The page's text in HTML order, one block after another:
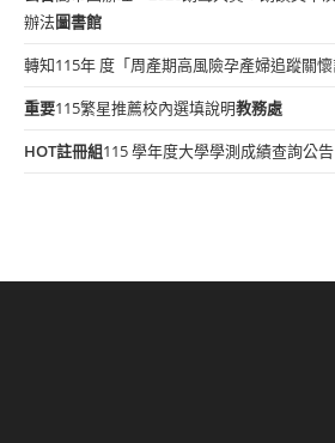
辦法圖書館
轉知115年 度「周產期高風險孕產婦追蹤關懷
重要115繁星推薦校內選填說明教務處
HOT註冊組115 學年度大學學測成績查詢公告